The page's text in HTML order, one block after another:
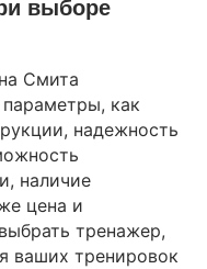
Смита
как
надежность
наличие
цена и
тренажер,
ваших тренировок